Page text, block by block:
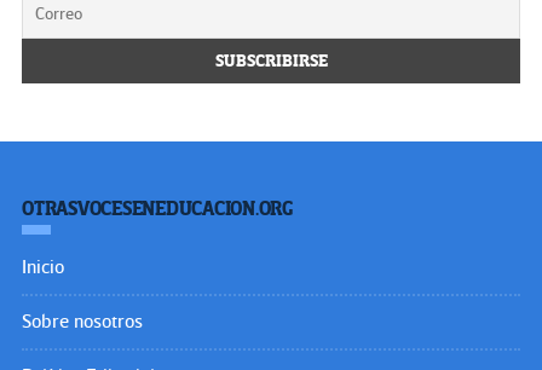
OTRASVOCESENEDUCACION.ORG
Inicio
Sobre nosotros